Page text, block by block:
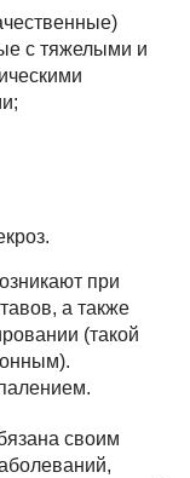
с тяжелыми и
при
а также
(такой
своим